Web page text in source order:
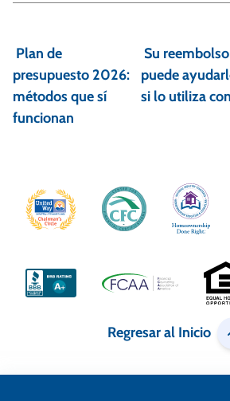
a
v
e
g
Plan de
presupuesto 2026:
métodos que sí
funcionan
Su
puede
si lo utiliza
Regresar al Inicio